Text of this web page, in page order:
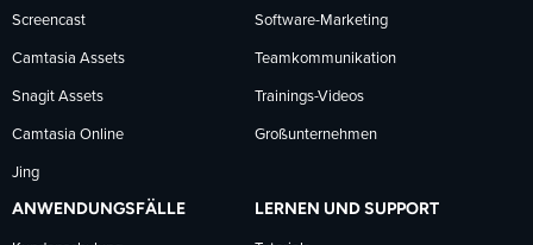
Screencast
Camtasia Assets
Snagit Assets
Camtasia Online
Jing
Software-Marketing
Teamkommunikation
Trainings-Videos
Großunternehmen
ANWENDUNGSFÄLLE LERNEN UND SUPPORT